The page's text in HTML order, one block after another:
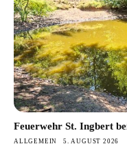
Feuerwehr St. Ingbert
ALLGEMEIN 5. AUGUST 2026